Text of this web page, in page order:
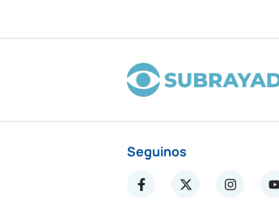
Seguinos